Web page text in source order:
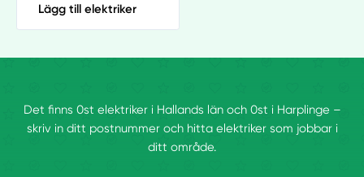
Lägg till elektriker
Det finns 0st elektriker i Hallands län och 0st i Harplinge –
skriv in ditt postnummer och hitta elektriker som jobbar i
ditt område.